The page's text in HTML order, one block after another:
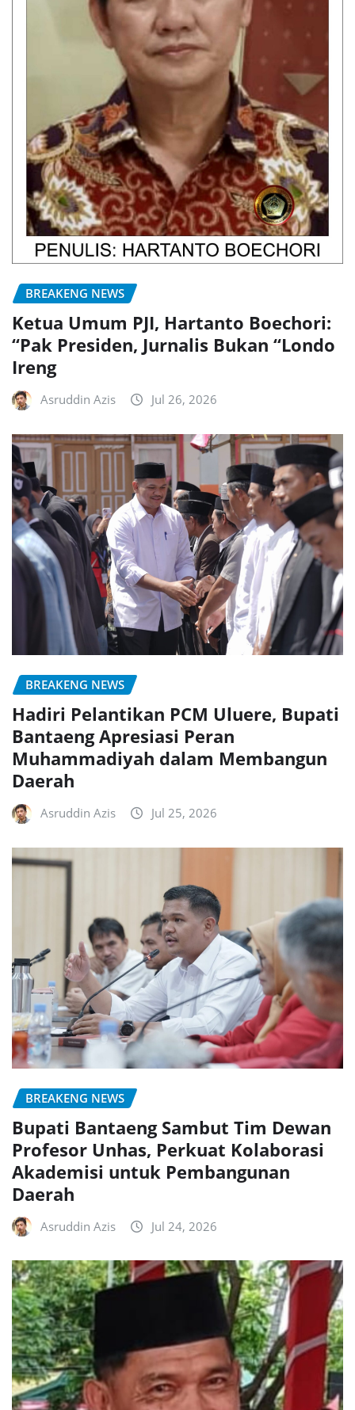
BREAKENG NEWS
Ketua Umum PJI, Hartanto Boechori:
“Pak Presiden, Jurnalis Bukan “Londo
Ireng
Asruddin Azis Jul 26, 2026
BREAKENG NEWS
Hadiri Pelantikan PCM Uluere, Bupati
Bantaeng Apresiasi Peran
Muhammadiyah dalam Membangun
Daerah
Asruddin Azis Jul 25, 2026
BREAKENG NEWS
Bupati Bantaeng Sambut Tim Dewan
Profesor Unhas, Perkuat Kolaborasi
Akademisi untuk Pembangunan
Daerah
Asruddin Azis Jul 24, 2026